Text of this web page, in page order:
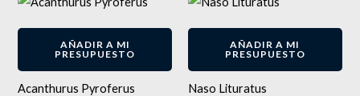
AÑADIR A MI
PRESUPUESTO
Acanthurus Pyroferus
AÑADIR A MI
PRESUPUESTO
Naso Lituratus